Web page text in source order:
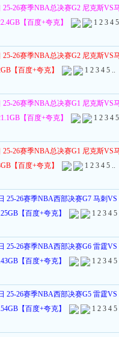
25-26赛季NBA总决赛G2 尼克斯VS
【百度+夸克】
1 2 3 4 5
25-26赛季NBA总决赛G2 尼克斯VS
【百度+夸克】
1 2 3 4 5..
25-26赛季NBA总决赛G1 尼克斯VS
【百度+夸克】
1 2 3 4 5
25-26赛季NBA总决赛G1 尼克斯VS
【百度+夸克】
1 2 3 4 5..
25-26赛季NBA西部决赛G7 马刺VS
【百度+夸克】
1 2 3 4 5
25-26赛季NBA西部决赛G6 雷霆VS
【百度+夸克】
1 2 3 4 5
25-26赛季NBA西部决赛G5 雷霆VS
【百度+夸克】
1 2 3 4 5